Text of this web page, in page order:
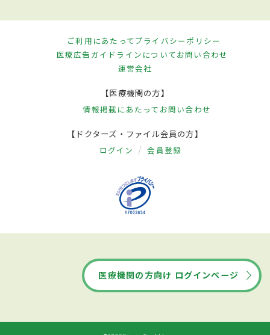
ご利用にあたってプライバシーポリシー
医療広告ガイドラインについてお問い合わせ
運営会社
【医療機関の方】
情報掲載にあたって お問い合わせ
【ドクターズ・ファイル会員の方】
ログイン 会員登録
医療機関の方向け ログインページ